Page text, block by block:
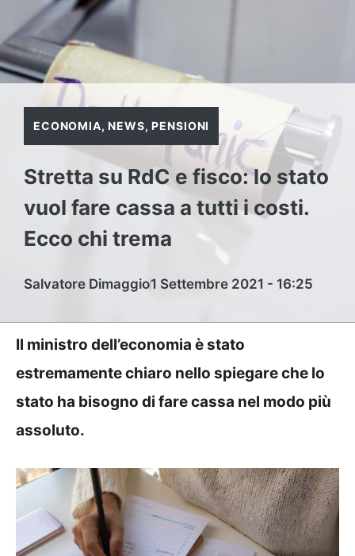
ECONOMIA,NEWS,PENSIONI
Stretta su RdC e fisco: lo stato
vuol fare cassa a tutti i costi.
Ecco chi trema
Salvatore Dimaggio1 Settembre 2021 - 16:25
Il ministro dell’economia è stato
estremamente chiaro nello spiegare che lo
stato ha bisogno di fare cassa nel modo più
assoluto.